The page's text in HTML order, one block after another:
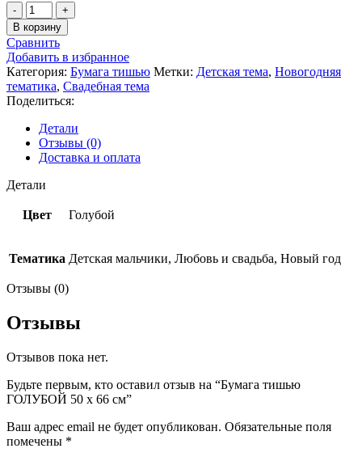
Количество
товара
Бумага
тишью
ГОЛУБОЙ
50
х
66
см
В корзину
Сравнить
Добавить в избранное
Категория: Бумага тишью Метки: Детская тема, Новогодняя
тематика, Свадебная тема
Поделиться:
Детали
Отзывы (0)
Доставка и оплата
Детали
Цвет Голубой
Тематика Детская мальчики, Любовь и свадьба, Новый год
Отзывы (0)
Отзывы
Отзывов пока нет.
Будьте первым, кто оставил отзыв на “Бумага тишью
ГОЛУБОЙ 50 х 66 см”
Ваш адрес email не будет опубликован. Обязательные поля
помечены *